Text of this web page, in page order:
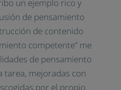
un ejemplo rico y
de pensamiento
de contenido
competente” me
de pensamiento
tarea, mejoradas con
por el propio